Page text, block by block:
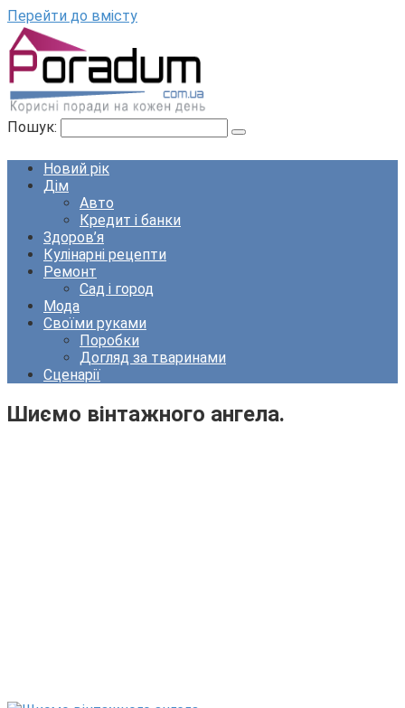
Перейти до вмісту
Пошук:
Новий рік
Дім
Авто
Кредит і банки
Здоров’я
Кулінарні рецепти
Ремонт
Сад і город
Мода
Своїми руками
Поробки
Догляд за тваринами
Сценарії
Шиємо вінтажного ангела.